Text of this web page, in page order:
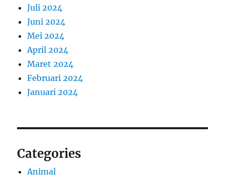
Juli 2024
Juni 2024
Mei 2024
April 2024
Maret 2024
Februari 2024
Januari 2024
Categories
Animal